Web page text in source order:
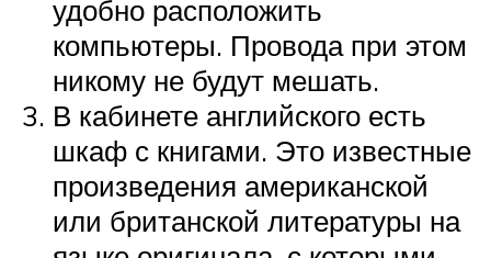
удобно расположить
компьютеры. Провода при этом
никому не будут мешать.
В кабинете английского есть
шкаф с книгами. Это известные
произведения американской
или британской литературы на